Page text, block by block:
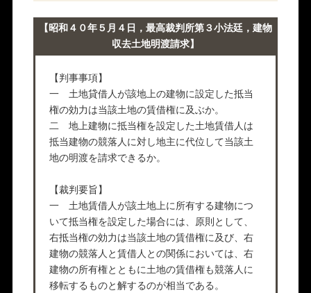
【昭和４０年５月４日，最高裁判所第３小法廷，建物
収去土地明渡請求】
【判事事項】
一 土地貸借人が該地上の建物に設定した抵当
権の効力は当該土地の賃借権に及ぶか。
二 地上建物に抵当権を設定した土地賃借人は
抵当建物の競落人に対し地主に代位して当該土
地の明渡を請求できるか。
【裁判要旨】
一 土地賃借人が該土地上に所有する建物につ
いて抵当権を設定した場合には、原則として、
右抵当権の効力は当該土地の賃借権に及び、右
建物の競落人と賃借人との関係においては、右
建物の所有権とともに土地の賃借権も競落人に
移転するものと解するのが相当である。